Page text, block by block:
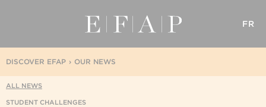
FR
OUR NEWS
DISCOVER EFAP
ALL NEWS
STUDENT CHALLENGES